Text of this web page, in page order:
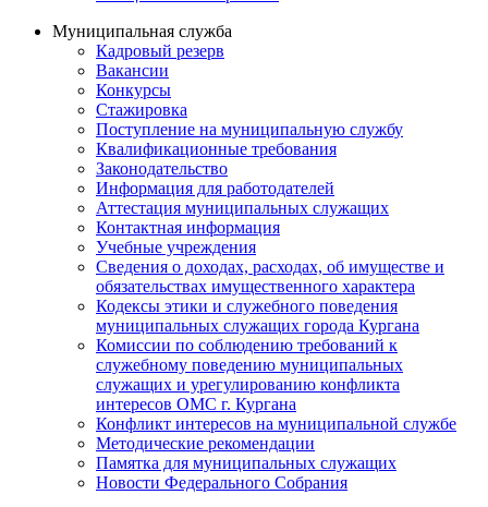
Муниципальная служба
Кадровый резерв
Вакансии
Конкурсы
Стажировка
Поступление на муниципальную службу
Квалификационные требования
Законодательство
Информация для работодателей
Аттестация муниципальных служащих
Контактная информация
Учебные учреждения
Сведения о доходах, расходах, об имуществе и
обязательствах имущественного характера
Кодексы этики и служебного поведения
муниципальных служащих города Кургана
Комиссии по соблюдению требований к
служебному поведению муниципальных
служащих и урегулированию конфликта
интересов ОМС г. Кургана
Конфликт интересов на муниципальной службе
Методические рекомендации
Памятка для муниципальных служащих
Новости Федерального Cобрания